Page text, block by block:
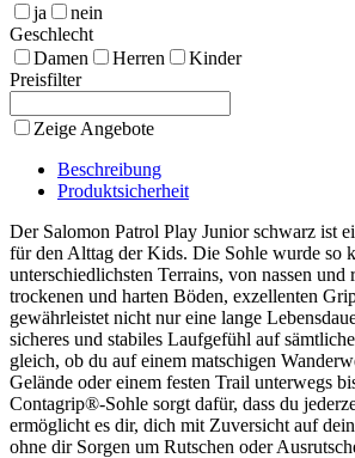
ja
nein
Geschlecht
Damen
Herren
Kinder
Preisfilter
Zeige Angebote
Beschreibung
Produktsicherheit
Der Salomon Patrol Play Junior schwarz ist
für den Alttag der Kids. Die Sohle wurde so
unterschiedlichsten Terrains, von nassen und
trockenen und harten Böden, exzellenten
gewährleistet nicht nur eine lange
sicheres und stabiles Laufgefühl auf
gleich, ob du auf einem matschigen
Gelände oder einem festen Trail unterwegs
Contagrip®-Sohle sorgt dafür, dass du
ermöglicht es dir, dich mit Zuversicht auf
ohne dir Sorgen um Rutschen oder